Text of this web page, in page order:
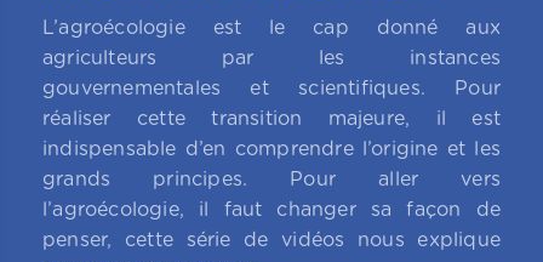
L’agroécologie est le cap donné aux
agriculteurs par les instances
gouvernementales et scientifiques. Pour
réaliser cette transition majeure, il est
indispensable d’en comprendre l’origine et les
grands principes. Pour aller vers
l’agroécologie, il faut changer sa façon de
penser, cette série de vidéos nous explique